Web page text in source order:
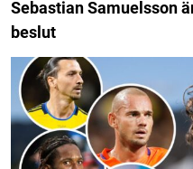
Sebastian Samuelsson
beslut